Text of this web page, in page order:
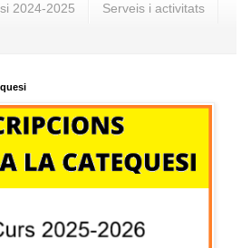
2024-2025 Serveis i activitats